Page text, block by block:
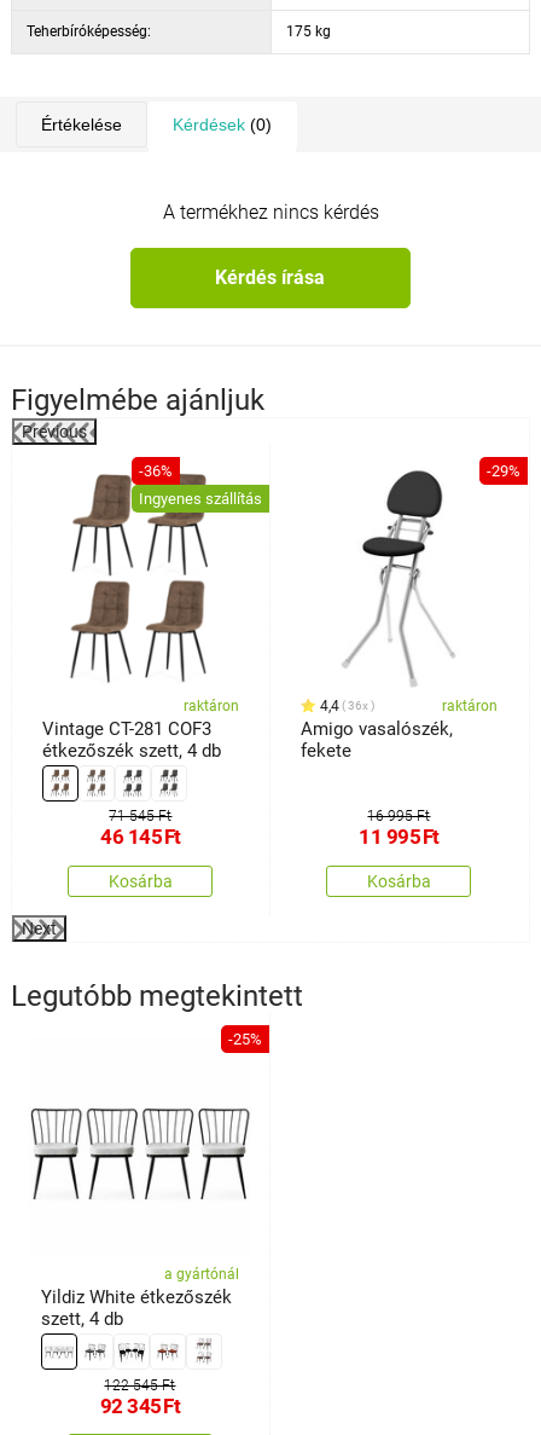
Teherbíróképesség: 175 kg
Értékelése Kérdések(0)
A termékhez nincs kérdés
Kérdés írása
Figyelmébe ajánljuk
Previous
-36%
Ingyenes szállítás
raktáron
Vintage CT-281 COF3
étkezőszék szett, 4 db
71 545 Ft
46 145Ft
Kosárba
-29%
4,4 36x raktáron
Amigo vasalószék,
fekete
16 995 Ft
11 995Ft
Kosárba
Next
Legutóbb megtekintett
-25%
a gyártónál
Yildiz White étkezőszék
szett, 4 db
122 545 Ft
92 345Ft